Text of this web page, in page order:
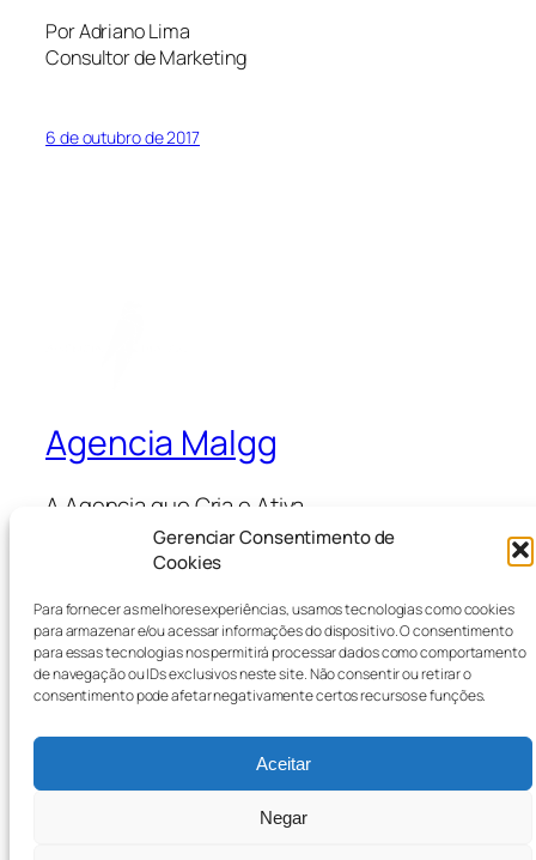
Gerenciar Consentimento de
Cookies
Para fornecer as melhores experiências, usamos tecnologias como cookies
para armazenar e/ou acessar informações do dispositivo. O consentimento
para essas tecnologias nos permitirá processar dados como comportamento
de navegação ou IDs exclusivos neste site. Não consentir ou retirar o
consentimento pode afetar negativamente certos recursos e funções.
Aceitar
Negar
Por Adriano Lima
Consultor de Marketing
6 de outubro de 2017
Agencia Malgg
A Agencia que Cria e Ativa
Sobre
Perguntas frequentes
Autores
Loja
Padrões
Temas
Twenty Twenty-Five Criado comWordPress